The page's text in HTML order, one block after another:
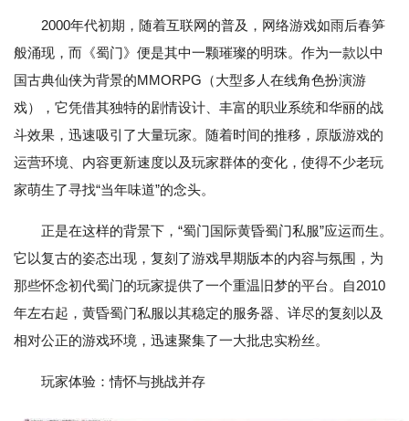
2000年代初期，随着互联网的普及，网络游戏如雨后春笋
般涌现，而《蜀门》便是其中一颗璀璨的明珠。作为一款以中
国古典仙侠为背景的MMORPG（大型多人在线角色扮演游
戏），它凭借其独特的剧情设计、丰富的职业系统和华丽的战
斗效果，迅速吸引了大量玩家。随着时间的推移，原版游戏的
运营环境、内容更新速度以及玩家群体的变化，使得不少老玩
家萌生了寻找“当年味道”的念头。
正是在这样的背景下，“蜀门国际黄昏蜀门私服”应运而生。
它以复古的姿态出现，复刻了游戏早期版本的内容与氛围，为
那些怀念初代蜀门的玩家提供了一个重温旧梦的平台。自2010
年左右起，黄昏蜀门私服以其稳定的服务器、详尽的复刻以及
相对公正的游戏环境，迅速聚集了一大批忠实粉丝。
玩家体验：情怀与挑战并存